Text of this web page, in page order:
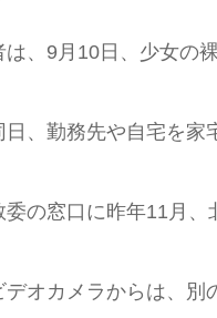
、9月10日、少女の
、勤務先や自宅を家
委の窓口に昨年11月、
デオカメラからは、別